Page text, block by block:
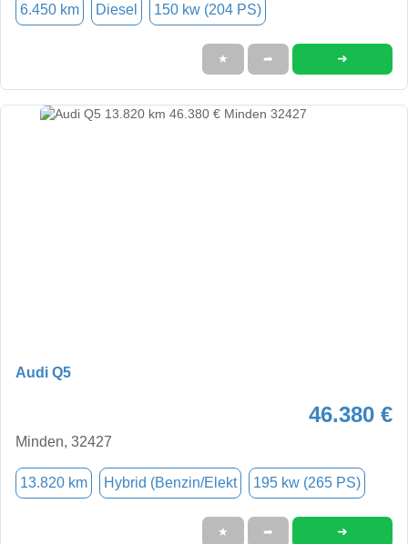
6.450 km Diesel 150 kw (204 PS)
★ ➦ ➜
Audi Q5
46.380 €
Minden, 32427
13.820 km Hybrid (Benzin/Elekt 195 kw (265 PS)
★ ➦ ➜